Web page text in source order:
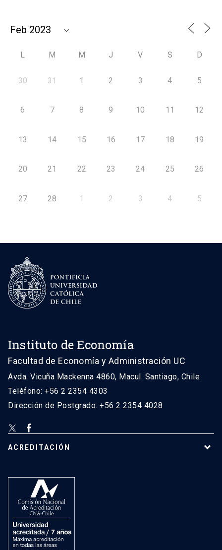
L M M J V S D
30 31 1 2 3 4 5
6 7 8 9 10 11 12
13 14 15 16 17 18 19
20 21 22 23 24 25 26
27 28 1 2 3 4 5
Instituto de Economía
Facultad de Economía y Administración UC
Avda. Vicuña Mackenna 4860, Macul. Santiago, Chile
Teléfono: +56 2 2354 4303
Dirección de Postgrado: +56 2 2354 4028
ACREDITACIÓN